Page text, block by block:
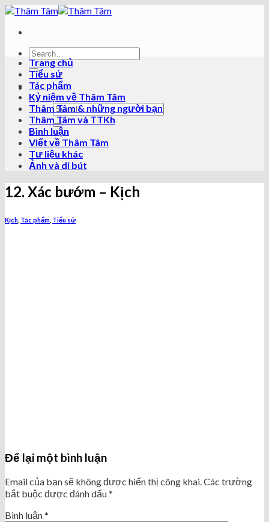
Skip
content
Trang chủ
Tiểu sử
Tác phẩm
Kỷ niệm về Thâm Tâm
Thâm Tâm & những người bạn
Thâm Tâm và TTKh
Bình luận
Viết về Thâm Tâm
Tư liệu khác
Ảnh và di bút
12. Xác bướm – Kịch
Kịch Tác phẩm Tiểu sử
Để lại một bình luận
Email của bạn sẽ không được hiển thị công khai.Các trường
bắt buộc được đánh dấu*
Bình luận*